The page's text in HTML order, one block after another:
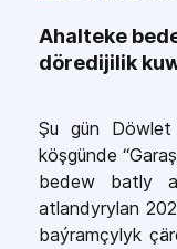
Ahalteke
döredijilik
Şu gün Döwlet
köşgünde
bedew batly
atlandyrylan
baýramçylyk